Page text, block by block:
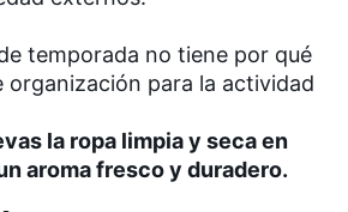
temporada no tiene por qué
organización para la actividad
la ropa limpia y seca en
aroma fresco y duradero.